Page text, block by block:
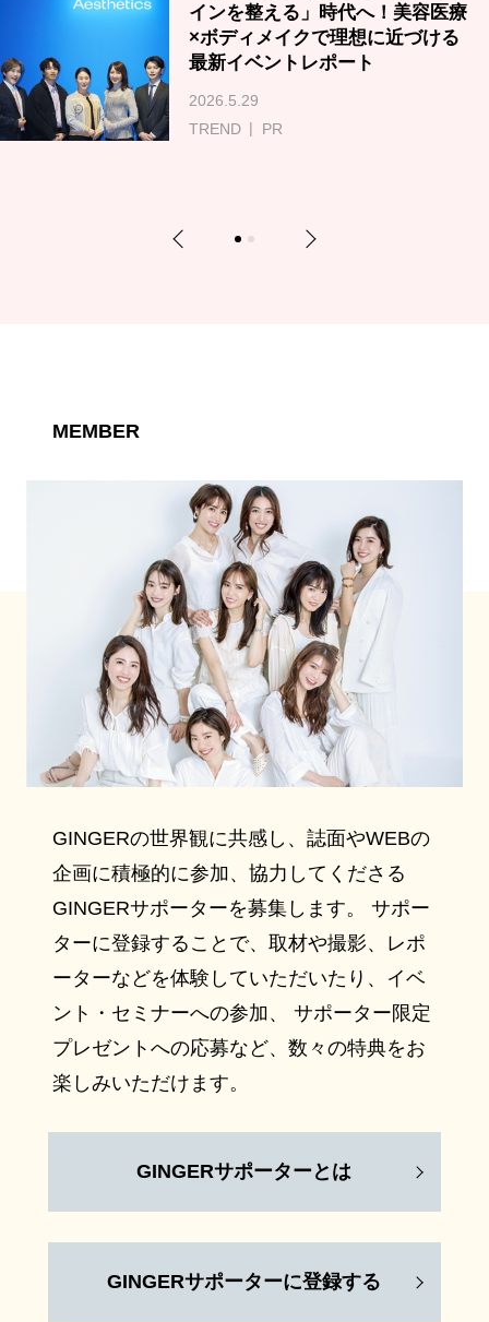
インを整える」時代へ！美容医療
×ボディメイクで理想に近づける
最新イベントレポート
2026.5.29
TREND
PR
Previous 1 2 Next
MEMBER
GINGERの世界観に共感し、誌面やWEBの
企画に積極的に参加、協力してくださる
GINGERサポーターを募集します。 サポー
ターに登録することで、取材や撮影、レポ
ーターなどを体験していただいたり、イベ
ント・セミナーへの参加、 サポーター限定
プレゼントへの応募など、数々の特典をお
楽しみいただけます。
GINGERサポーターとは
GINGERサポーターに登録する